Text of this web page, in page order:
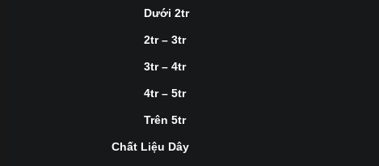
Dưới 2tr
2tr – 3tr
3tr – 4tr
4tr – 5tr
Trên 5tr
Chất Liệu Dây